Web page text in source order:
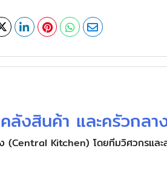
งสินค้า และครัวกลา
(Central Kitchen) โดยทีมวิศวกรแ